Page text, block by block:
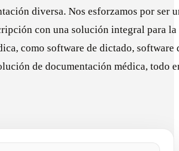
diversa. Nos esforzamos por ser
con una solución integral para la
como software de dictado, software
de documentación médica, todo